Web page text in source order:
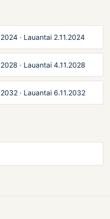
2024 · Lauantai 2.11.2024
2028 · Lauantai 4.11.2028
2032 · Lauantai 6.11.2032